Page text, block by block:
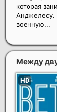
которая
Анджелесу.
военную...
Между